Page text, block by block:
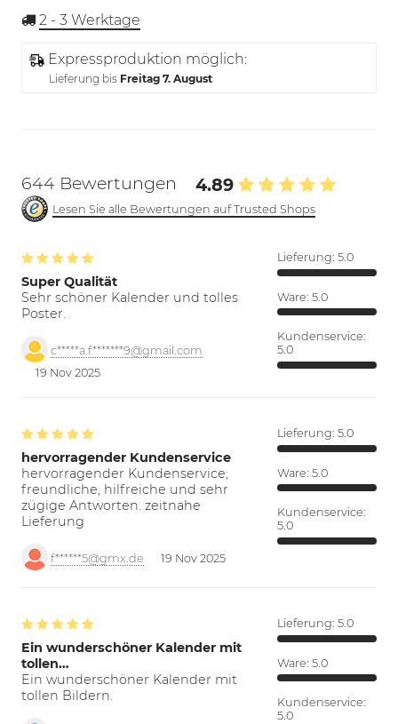
2 - 3 Werktage
Expressproduktion möglich:
Lieferung bis Freitag 7. August
644 Bewertungen 4.89
Lesen Sie alle Bewertungen auf Trusted Shops
Super Qualität
Sehr schöner Kalender und tolles
Poster.
c*****a.f*******9@gmail.com
19 Nov 2025
Lieferung: 5.0
Ware: 5.0
Kundenservice:
5.0
hervorragender Kundenservice
hervorragender Kundenservice;
freundliche, hilfreiche und sehr
zügige Antworten. zeitnahe
Lieferung
f******5@gmx.de 19 Nov 2025
Lieferung: 5.0
Ware: 5.0
Kundenservice:
5.0
Ein wunderschöner Kalender mit
tollen…
Ein wunderschöner Kalender mit
tollen Bildern.
Lieferung: 5.0
Ware: 5.0
Kundenservice:
5.0